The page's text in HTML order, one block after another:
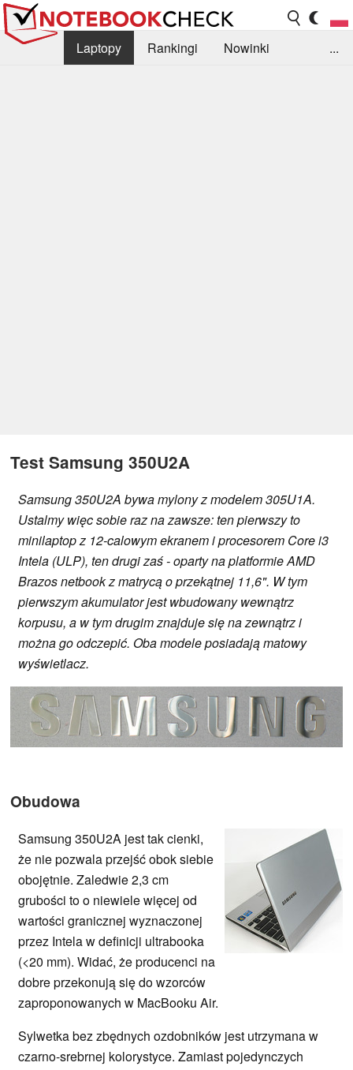
Laptopy Rankingi
Nowinki
...
Test Samsung 350U2A
Samsung 350U2A bywa mylony z modelem 305U1A.
Ustalmy więc sobie raz na zawsze: ten pierwszy to
minilaptop z 12-calowym ekranem i procesorem Core i3
Intela (ULP), ten drugi zaś - oparty na platformie AMD
Brazos netbook z matrycą o przekątnej 11,6". W tym
pierwszym akumulator jest wbudowany wewnątrz
korpusu, a w tym drugim znajduje się na zewnątrz i
można go odczepić. Oba modele posiadają matowy
wyświetlacz.
Obudowa
Samsung 350U2A jest tak cienki,
że nie pozwala przejść obok siebie
obojętnie. Zaledwie 2,3 cm
grubości to o niewiele więcej od
wartości granicznej wyznaczonej
przez Intela w definicji ultrabooka
(<20 mm). Widać, że producenci na
dobre przekonują się do wzorców
zaproponowanych w MacBooku Air.
Sylwetka bez zbędnych ozdobników jest utrzymana w
czarno-srebrnej kolorystyce. Zamiast pojedynczych